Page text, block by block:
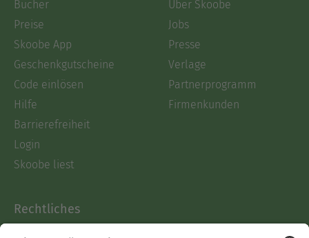
Bücher
Preise
Skoobe App
Geschenkgutscheine
Code einlösen
Hilfe
Barrierefreiheit
Login
Skoobe liest
Über Skoobe
Jobs
Presse
Verlage
Partnerprogramm
Firmenkunden
Rechtliches